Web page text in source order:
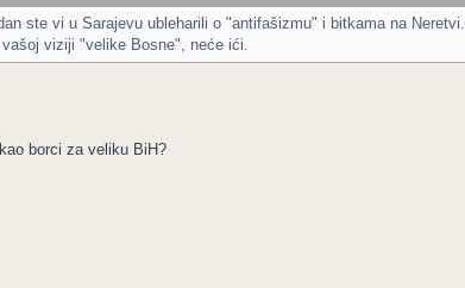
ste vi u Sarajevu ubleharili o "antifašizmu" i bitkama na Neretvi.
viziji "velike Bosne", neće ići.
borci za veliku BiH?